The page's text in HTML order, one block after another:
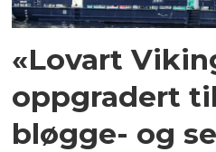
«Lovart
oppgradert
bløgge- og